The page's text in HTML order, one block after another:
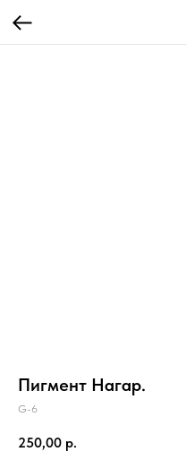
Пигмент Нагар.
G-6
250,00 р.